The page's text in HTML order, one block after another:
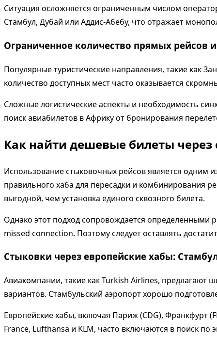
Ситуация осложняется ограниченным числом
Стамбул, Дубай или Аддис-Абебу, что отражает
Ограниченное количество прямых рейсов
Популярные туристические направления, такие как
количество доступных мест часто оказывается
Сложные логистические аспекты и необходимость
поиск авиабилетов в Африку от бронирования
Как найти дешевые билеты
Использование стыковочных рейсов является одним
правильного хаба для пересадки и комбинирования
выгодной, чем установка единого сквозного билета.
Однако этот подход сопровождается определенными
missed connection. Поэтому следует оставлять
Стыковки через европейские хабы:
Авиакомпании, такие как Turkish Airlines, предлагают
вариантов. Стамбульский аэропорт хорошо
Европейские хабы, включая Париж (CDG), Франкфурт
France, Lufthansa и KLM, часто включаются в поиск